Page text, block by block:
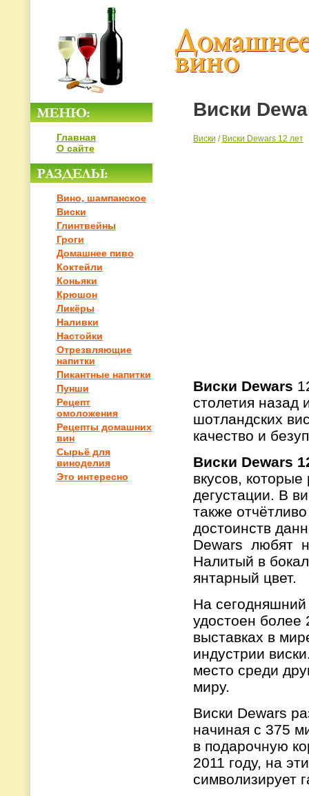
Главная
О сайте
Вино, шампанское
Виски
Глинтвейны
Гроги
Домашнее пиво
Коктейли
Коньяки
Крюшон
Ликёры
Наливки
Настойки
Отрезвляющие
напитки
Пикантные напитки
Пунши
Рецепт
омоложения
Рецепты домашних
вин
Сырьё для
виноделия
Это интересно
Виски
Виски / Виски Dewars 12 лет
Виски Dewars
столетия назад
шотландских
качество и
Виски Dewars
вкусов,
дегустации. В
также
достоинств
Dewars
любят
Налитый в
янтарный цвет.
На
удостоен более
выставках в
индустрии
место среди
миру.
Виски Dewars
начиная с 375
в подарочную
2011 году, на
символизирует